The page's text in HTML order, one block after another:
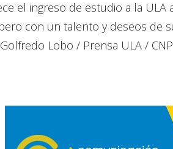
el ingreso de estudio a la ULA
con un talento y deseos de
Lobo / Prensa ULA /